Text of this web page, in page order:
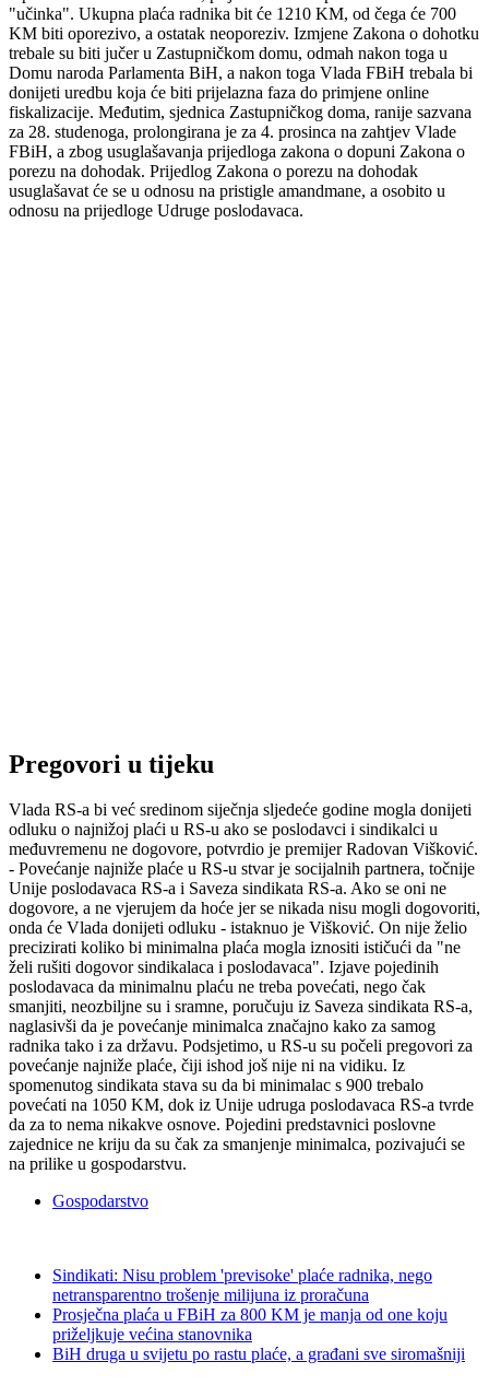
"učinka". Ukupna plaća radnika bit će 1210 KM, od čega će 700
KM biti oporezivo, a ostatak neoporeziv. Izmjene Zakona o dohotku
trebale su biti jučer u Zastupničkom domu, odmah nakon toga u
Domu naroda Parlamenta BiH, a nakon toga Vlada FBiH trebala bi
donijeti uredbu koja će biti prijelazna faza do primjene online
fiskalizacije. Međutim, sjednica Zastupničkog doma, ranije sazvana
za 28. studenoga, prolongirana je za 4. prosinca na zahtjev Vlade
FBiH, a zbog usuglašavanja prijedloga zakona o dopuni Zakona o
porezu na dohodak. Prijedlog Zakona o porezu na dohodak
usuglašavat će se u odnosu na pristigle amandmane, a osobito u
odnosu na prijedloge Udruge poslodavaca.
Pregovori u tijeku
Vlada RS-a bi već sredinom siječnja sljedeće godine mogla donijeti
odluku o najnižoj plaći u RS-u ako se poslodavci i sindikalci u
međuvremenu ne dogovore, potvrdio je premijer Radovan Višković.
- Povećanje najniže plaće u RS-u stvar je socijalnih partnera, točnije
Unije poslodavaca RS-a i Saveza sindikata RS-a. Ako se oni ne
dogovore, a ne vjerujem da hoće jer se nikada nisu mogli dogovoriti,
onda će Vlada donijeti odluku - istaknuo je Višković. On nije želio
precizirati koliko bi minimalna plaća mogla iznositi ističući da "ne
želi rušiti dogovor sindikalaca i poslodavaca". Izjave pojedinih
poslodavaca da minimalnu plaću ne treba povećati, nego čak
smanjiti, neozbiljne su i sramne, poručuju iz Saveza sindikata RS-a,
naglasivši da je povećanje minimalca značajno kako za samog
radnika tako i za državu. Podsjetimo, u RS-u su počeli pregovori za
povećanje najniže plaće, čiji ishod još nije ni na vidiku. Iz
spomenutog sindikata stava su da bi minimalac s 900 trebalo
povećati na 1050 KM, dok iz Unije udruga poslodavaca RS-a tvrde
da za to nema nikakve osnove. Pojedini predstavnici poslovne
zajednice ne kriju da su čak za smanjenje minimalca, pozivajući se
na prilike u gospodarstvu.
Gospodarstvo
Sindikati: Nisu problem 'previsoke' plaće radnika, nego
netransparentno trošenje milijuna iz proračuna
Prosječna plaća u FBiH za 800 KM je manja od one koju
priželjkuje većina stanovnika
BiH druga u svijetu po rastu plaće, a građani sve siromašniji